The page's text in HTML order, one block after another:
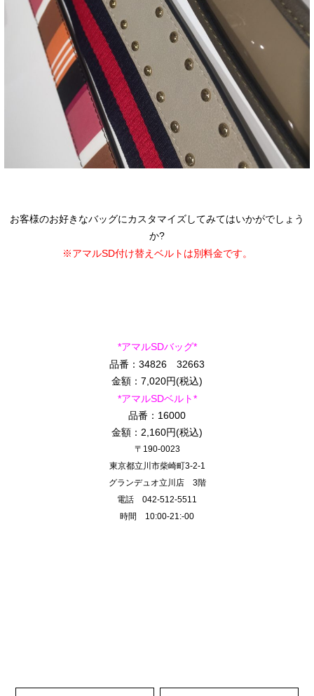
お客様のお好きなバッグにカスタマイズしてみてはいかがでしょう
か?
※アマルSD付け替えベルトは別料金です。
*アマルSDバッグ*
品番：34826 32663
金額：7,020円(税込)
*アマルSDベルト*
品番：16000
金額：2,160円(税込)
〒190-0023
東京都立川市柴崎町3-2-1
グランデュオ立川店 3階
電話 042-512-5511
時間 10:00-21:-00